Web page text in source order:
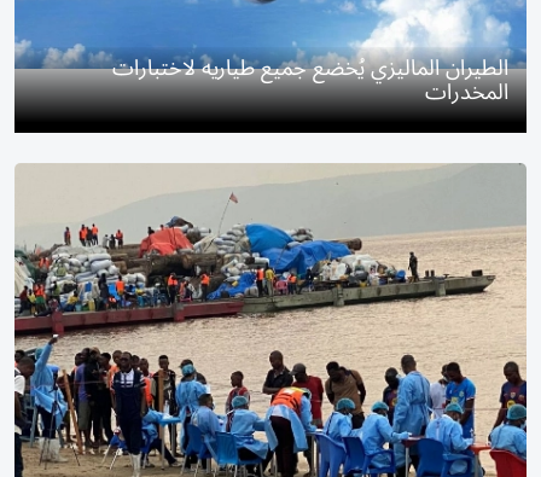
الطيران الماليزي يُخضع جميع طياريه لاختبارات
المخدرات